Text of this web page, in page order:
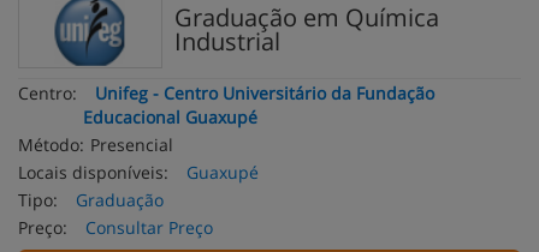
Graduação em Química
Industrial
Centro:
Unifeg - Centro Universitário da Fundação
Educacional Guaxupé
Método: Presencial
Locais disponíveis:
Guaxupé
Tipo:
Graduação
Preço:
Consultar Preço